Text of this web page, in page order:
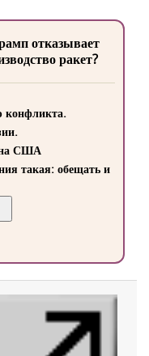
отказывает
ракет?
конфликта.
на США
такая: обещать и